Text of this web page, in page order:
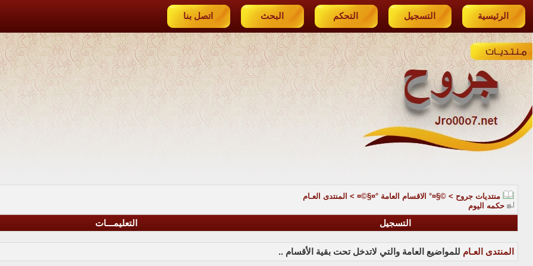
الرئيسية التسجيل التحكم البحث اتصل بنا
منتديات جروح > ©§¤° الاقسام العامة °¤§©¤ > المنتدى العـام
حكمه اليوم
التسجيل التعليمـــات
المنتدى العـام للمواضيع العامة والتي لاتدخل تحت بقية الأقسام ..